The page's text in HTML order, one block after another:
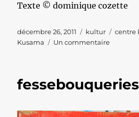
Texte © dominique cozette
Publié
le
décembre 26, 2011 Catégories
kultur centre
Kusama
Un commentairesur
folle